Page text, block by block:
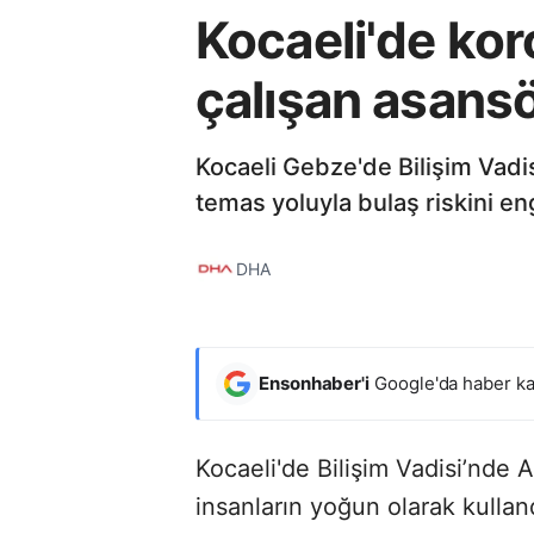
Kocaeli'de
çalışan
Kocaeli Gebze'de Bilişim
temas yoluyla bulaş riskini
DHA
Ensonhaber'i Google'da haber
Kocaeli'de Bilişim Vadisi’nde
insanların yoğun olarak